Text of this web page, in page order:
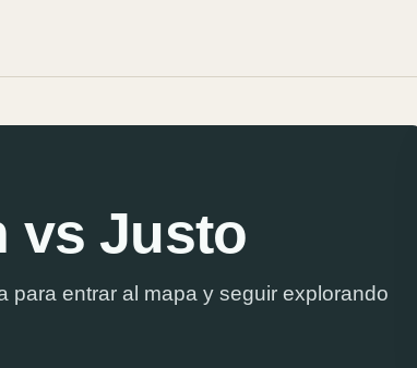
vs Justo
para entrar al mapa y seguir explorando